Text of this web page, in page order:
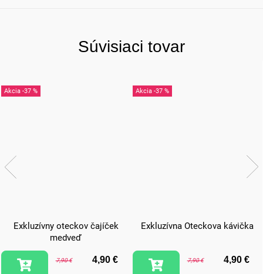
Súvisiaci tovar
-37 %
Exkluzívny oteckov čajíček
medveď
7,90 € 4,90 €
-37 %
Exkluzívna Oteckova kávička
7,90 € 4,90 €